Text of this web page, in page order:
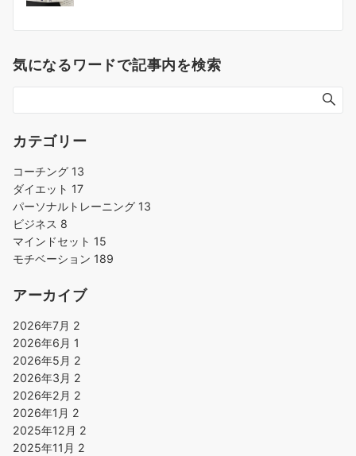
ー
シ
気になるワードで記事内を検索
カテゴリー
コーチング 13
ダイエット 17
パーソナルトレーニング 13
ビジネス 8
マインドセット 15
モチベーション 189
アーカイブ
2026年7月 2
2026年6月 1
2026年5月 2
2026年3月 2
2026年2月 2
2026年1月 2
2025年12月 2
2025年11月 2